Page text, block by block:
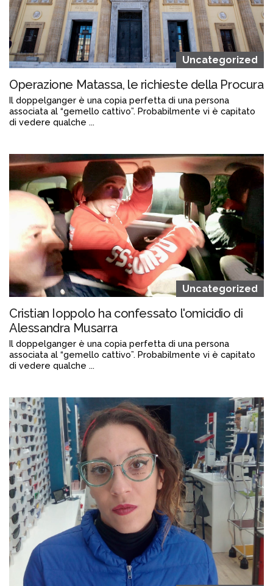
Uncategorized
Operazione Matassa, le richieste della Procura
Il doppelganger è una copia perfetta di una persona
associata al “gemello cattivo”. Probabilmente vi è capitato
di vedere qualche ...
admin@admin.com 3 days fa
Uncategorized
Cristian Ioppolo ha confessato l'omicidio di
Alessandra Musarra
Il doppelganger è una copia perfetta di una persona
associata al “gemello cattivo”. Probabilmente vi è capitato
di vedere qualche ...
admin@admin.com 3 days fa